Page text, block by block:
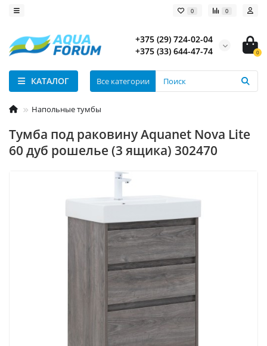
0 0
+375 (29) 724-02-04
+375 (33) 644-47-74
0
КАТАЛОГ Все категории
Напольные тумбы
Тумба под раковину Aquanet Nova Lite
60 дуб рошелье (3 ящика) 302470